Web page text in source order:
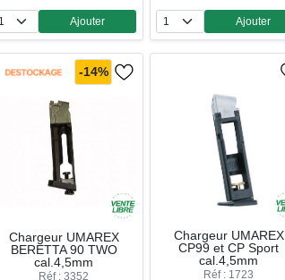
Quantité
Ajouter
Quantité
Ajouter
-14%
Chargeur UMAREX
BERETTA 90 TWO
cal.4,5mm
Réf : 3352
Chargeur UMAREX
CP99 et CP Sport
cal.4,5mm
Réf : 1723